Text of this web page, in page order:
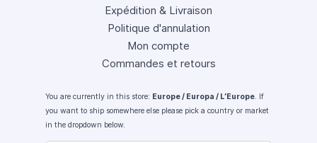
Expédition & Livraison
Politique d'annulation
Mon compte
Commandes et retours
You are currently in this store: Europe / Europa / L’Europe. If
you want to ship somewhere else please pick a country or market
in the dropdown below.